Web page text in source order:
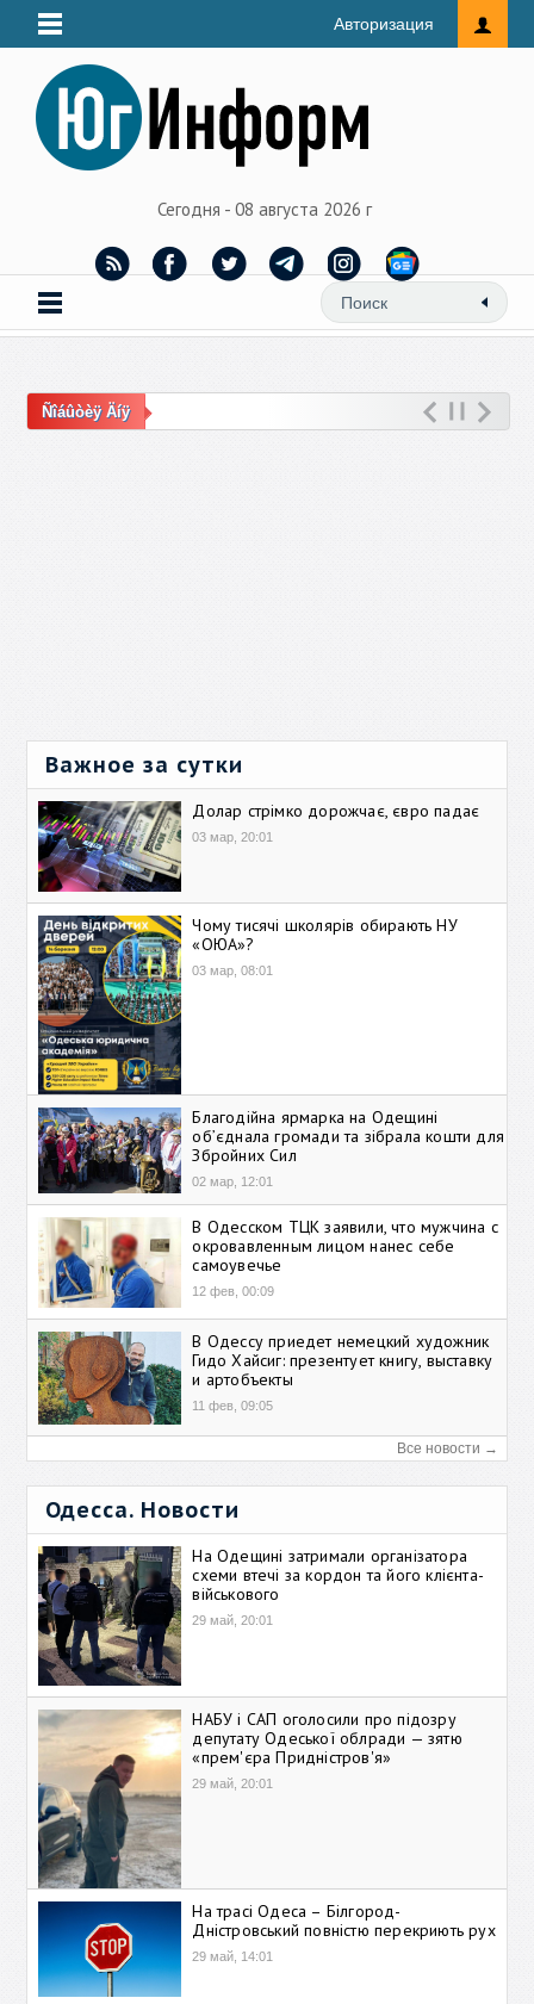
Авторизация
Сегодня - 08 августа 2026 г
Ñîáûòèÿ Äíÿ
Важное за сутки
Долар стрімко дорожчає, євро падає
03 мар, 20:01
Чому тисячі школярів обирають НУ
«ОЮА»?
03 мар, 08:01
Благодійна ярмарка на Одещині
об’єднала громади та зібрала кошти для
Збройних Сил
02 мар, 12:01
В Одесском ТЦК заявили, что мужчина с
окровавленным лицом нанес себе
самоувечье
12 фев, 00:09
В Одессу приедет немецкий художник
Гидо Хайсиг: презентует книгу, выставку
и артобъекты
11 фев, 09:05
Все новости →
Одесса. Новости
На Одещині затримали організатора
схеми втечі за кордон та його клієнта-
військового
29 май, 20:01
НАБУ і САП оголосили про підозру
депутату Одеської облради — зятю
«прем'єра Придністров'я»
29 май, 20:01
На трасі Одеса – Білгород-
Дністровський повністю перекриють рух
29 май, 14:01